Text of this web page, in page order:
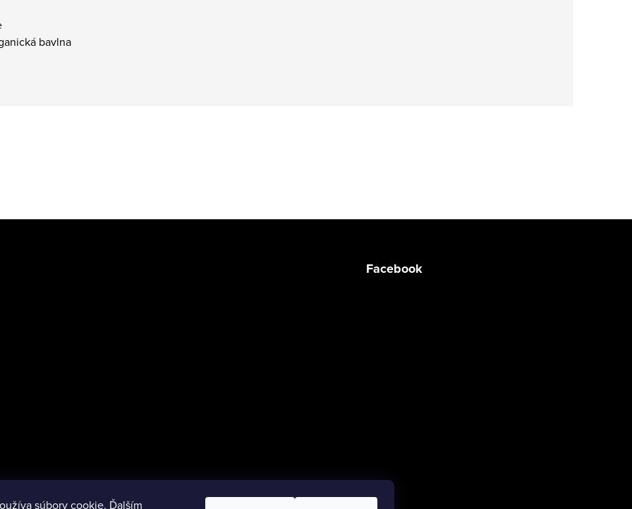
súbory cookie. Ďalším
bavlna
Facebook